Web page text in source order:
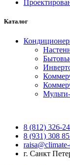
Каталог
8 (812) 326-
8 (931) 308
г. Санкт